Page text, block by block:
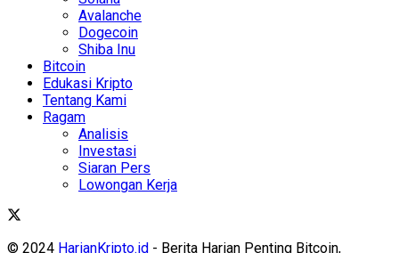
Avalanche
Dogecoin
Shiba Inu
Bitcoin
Edukasi Kripto
Tentang Kami
Ragam
Analisis
Investasi
Siaran Pers
Lowongan Kerja
© 2024 HarianKripto.id - Berita Harian Penting Bitcoin,